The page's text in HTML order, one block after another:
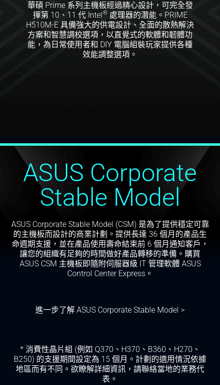
華碩 Prime 系列主機板經過精心設計，可完全發
揮第 10 、11 代 Intel® 處理器的潛能。PRIME
H510M-E 具備強大的供電設計、全面的散熱解決
方案和智慧調校選項，以直覺式的軟體和韌體功
能，為日常使用者和 DIY 電腦組裝玩家提供各種
效能調整選項。
ASUS Corporate
Stable Model
ASUS Corporate Stable Model (CSM) 是為了提供穩定可靠
的主機板而設計的商業計劃。提供長達 36 個月的產品生
命週期支援，並在產品使用壽命結束前 6 個月通知客戶，
讓您的組織有足夠的時間做好產品轉移的準備。購買
ASUS CSM 主機板即隨附伺服器級 IT 管理軟體 ASUS
Control Center Express。
進一步了解 ASUS Corporate Stable Model >
* 消費性晶片組 (例如 Q370、H370、B360、H270、
B250) 的支援期間設定為 15 個月。計劃的適用情況依據
地區而有不同。欲瞭解詳細資訊，請聯絡當地的業務代
表。